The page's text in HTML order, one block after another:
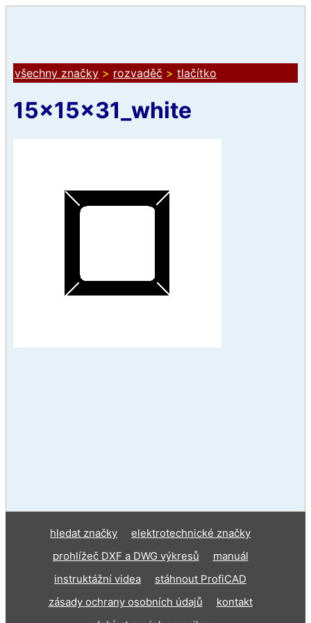
všechny značky > rozvaděč > tlačítko
15x15x31_white
hledat značky
elektrotechnické značky
prohlížeč DXF a DWG výkresů
manuál
instruktážní videa
stáhnout ProfiCAD
zásady ochrany osobních údajů
kontakt